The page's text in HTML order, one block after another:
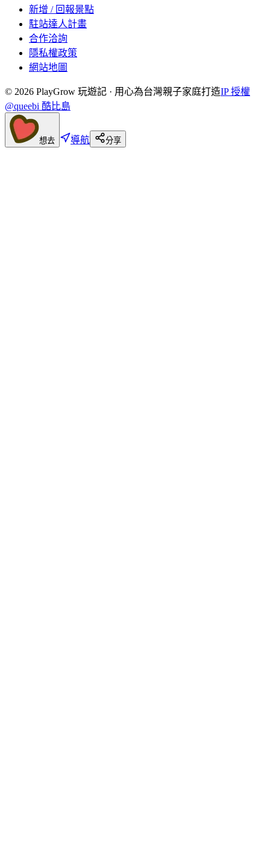
新增 / 回報景點
駐站達人計畫
合作洽詢
隱私權政策
網站地圖
© 2026 PlayGrow 玩遊記 · 用心為台灣親子家庭打造IP 授權
@queebi 酷比島
想去 導航 分享